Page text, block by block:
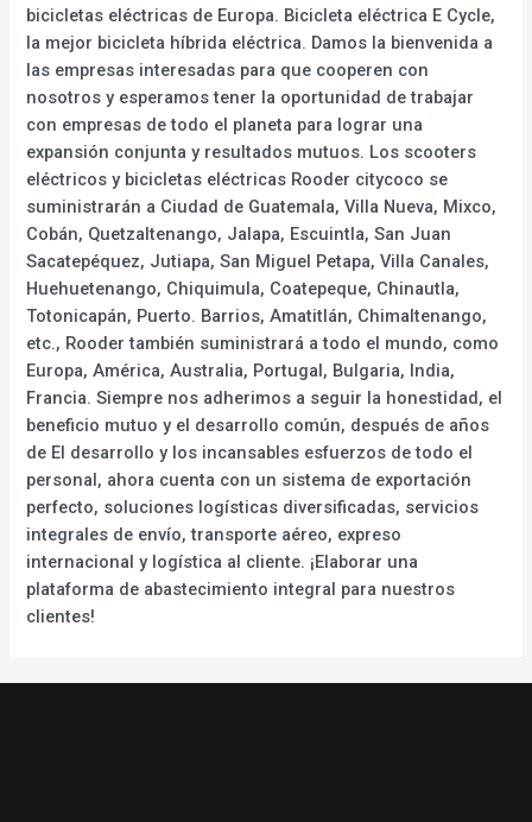
bicicletas eléctricas de Europa. Bicicleta eléctrica E Cycle,
la mejor bicicleta híbrida eléctrica. Damos la bienvenida a
las empresas interesadas para que cooperen con
nosotros y esperamos tener la oportunidad de trabajar
con empresas de todo el planeta para lograr una
expansión conjunta y resultados mutuos. Los scooters
eléctricos y bicicletas eléctricas Rooder citycoco se
suministrarán a Ciudad de Guatemala, Villa Nueva, Mixco,
Cobán, Quetzaltenango, Jalapa, Escuintla, San Juan
Sacatepéquez, Jutiapa, San Miguel Petapa, Villa Canales,
Huehuetenango, Chiquimula, Coatepeque, Chinautla,
Totonicapán, Puerto. Barrios, Amatitlán, Chimaltenango,
etc., Rooder también suministrará a todo el mundo, como
Europa, América, Australia, Portugal, Bulgaria, India,
Francia. Siempre nos adherimos a seguir la honestidad, el
beneficio mutuo y el desarrollo común, después de años
de El desarrollo y los incansables esfuerzos de todo el
personal, ahora cuenta con un sistema de exportación
perfecto, soluciones logísticas diversificadas, servicios
integrales de envío, transporte aéreo, expreso
internacional y logística al cliente. ¡Elaborar una
plataforma de abastecimiento integral para nuestros
clientes!